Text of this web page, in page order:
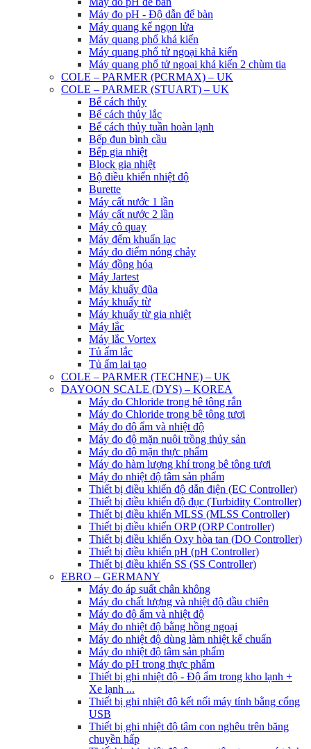
Máy đo pH - Độ dẫn để bàn
Máy quang kế ngọn lửa
Máy quang phổ khả kiến
Máy quang phổ tử ngoại khả kiến
Máy quang phổ tử ngoại khả kiến 2 chùm tia
COLE – PARMER (PCRMAX) – UK
COLE – PARMER (STUART) – UK
Bể cách thủy
Bể cách thủy lắc
Bể cách thủy tuần hoàn lạnh
Bếp đun bình cầu
Bếp gia nhiệt
Block gia nhiệt
Bộ điều khiển nhiệt độ
Burette
Máy cất nước 1 lần
Máy cất nước 2 lần
Máy cô quay
Máy đếm khuẩn lạc
Máy đo điểm nóng chảy
Máy đồng hóa
Máy Jartest
Máy khuấy đũa
Máy khuấy từ
Máy khuấy từ gia nhiệt
Máy lắc
Máy lắc Vortex
Tủ ấm lắc
Tủ ấm lai tạo
COLE – PARMER (TECHNE) – UK
DAYOON SCALE (DYS) – KOREA
Máy đo Chloride trong bê tông rắn
Máy đo Chloride trong bê tông tươi
Máy đo độ ẩm và nhiệt độ
Máy đo độ mặn nuôi trồng thủy sản
Máy đo độ mặn thực phẩm
Máy đo hàm lượng khí trong bê tông tươi
Máy đo nhiệt độ tâm sản phẩm
Thiết bị điều khiển độ dẫn điện (EC Controller)
Thiết bị điều khiển độ đục (Turbidity Controller)
Thiết bị điều khiển MLSS (MLSS Controller)
Thiết bị điều khiển ORP (ORP Controller)
Thiết bị điều khiển Oxy hòa tan (DO Controller)
Thiết bị điều khiển pH (pH Controller)
Thiết bị điều khiển SS (SS Controller)
EBRO – GERMANY
Máy đo áp suất chân không
Máy đo chất lượng và nhiệt độ dầu chiên
Máy đo độ ẩm và nhiệt độ
Máy đo nhiệt độ bằng hồng ngoại
Máy đo nhiệt độ dùng làm nhiệt kế chuẩn
Máy đo nhiệt độ tâm sản phẩm
Máy đo pH trong thực phẩm
Thiết bị ghi nhiệt độ - Độ ẩm trong kho lạnh +
Xe lạnh ...
Thiết bị ghi nhiệt độ kết nối máy tính bằng cổng
USB
Thiết bị ghi nhiệt độ tâm con nghêu trên băng
chuyền hấp